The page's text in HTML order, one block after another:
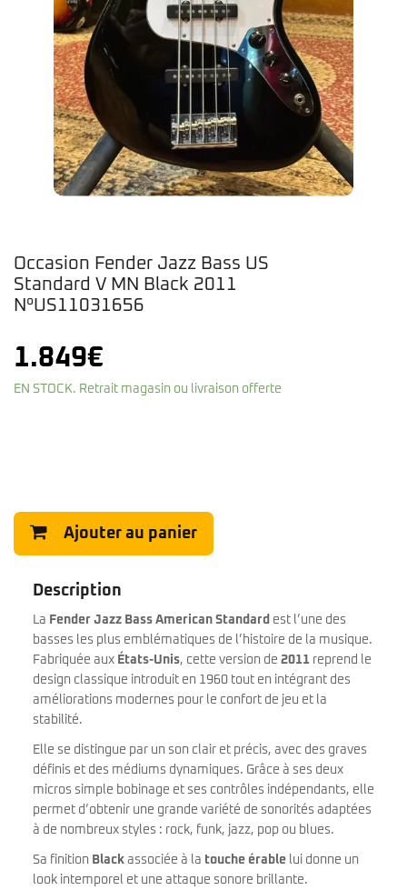
Occasion Fender Jazz Bass US
Standard V MN Black 2011
N°US11031656
1.849€
EN STOCK. Retrait magasin ou livraison offerte
Ajouter au panier
Description
La Fender Jazz Bass American Standard est l’une des
basses les plus emblématiques de l’histoire de la musique.
Fabriquée aux États-Unis, cette version de 2011 reprend le
design classique introduit en 1960 tout en intégrant des
améliorations modernes pour le confort de jeu et la
stabilité.
Elle se distingue par un son clair et précis, avec des graves
définis et des médiums dynamiques. Grâce à ses deux
micros simple bobinage et ses contrôles indépendants, elle
permet d’obtenir une grande variété de sonorités adaptées
à de nombreux styles : rock, funk, jazz, pop ou blues.
Sa finition Black associée à la touche érable lui donne un
look intemporel et une attaque sonore brillante.